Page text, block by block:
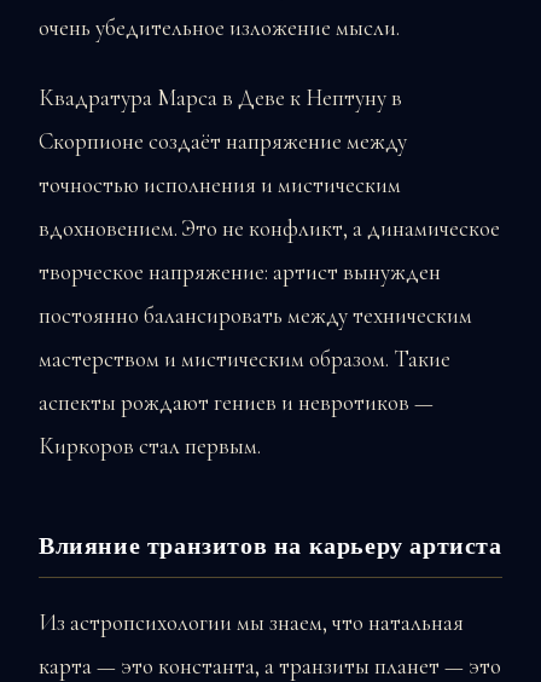
очень убедительное изложение мысли.
Квадратура Марса в Деве к Нептуну в
Скорпионе создаёт напряжение между
точностью исполнения и мистическим
вдохновением. Это не конфликт, а динамическое
творческое напряжение: артист вынужден
постоянно балансировать между техническим
мастерством и мистическим образом. Такие
аспекты рождают гениев и невротиков —
Киркоров стал первым.
Влияние транзитов на карьеру артиста
Из астропсихологии мы знаем, что натальная
карта — это константа, а транзиты планет — это